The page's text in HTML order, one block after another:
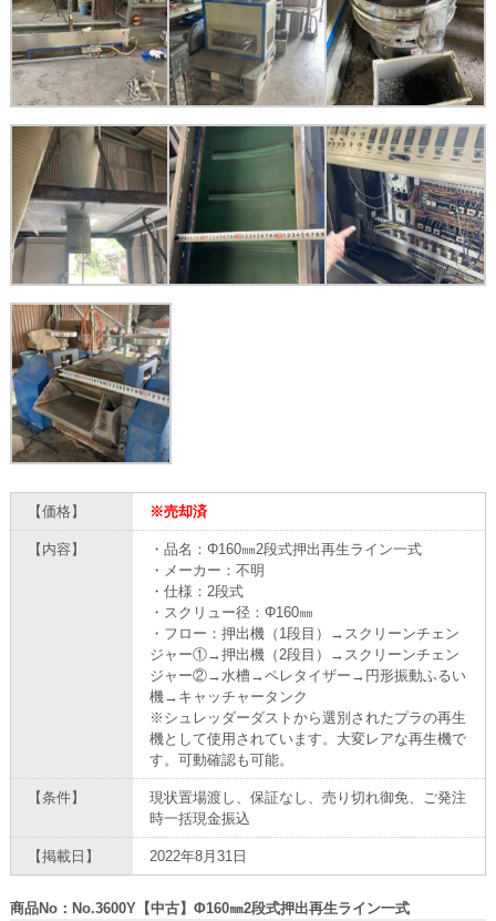
【価格】 ※売却済
【内容】
・品名：Φ160㎜2段式押出再生ライン一式
・メーカー：不明
・仕様：2段式
・スクリュー径：Φ160㎜
・フロー：押出機（1段目）→スクリーンチェン
ジャー①→押出機（2段目）→スクリーンチェン
ジャー②→水槽→ペレタイザー→円形振動ふるい
機→キャッチャータンク
※シュレッダーダストから選別されたプラの再生
機として使用されています。大変レアな再生機で
す。可動確認も可能。
【条件】
現状置場渡し、保証なし、売り切れ御免、ご発注
時一括現金振込
【掲載日】 2022年8月31日
商品No：No.3600Y【中古】Φ160㎜2段式押出再生ライン一式